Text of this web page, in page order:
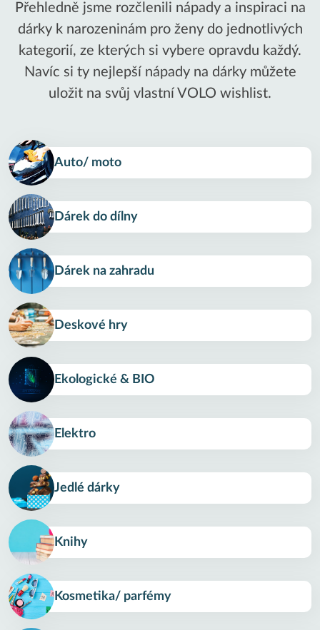
Přehledně jsme rozčlenili nápady a inspiraci na
dárky k narozeninám pro ženy do jednotlivých
kategorií, ze kterých si vybere opravdu každý.
Navíc si ty nejlepší nápady na dárky můžete
uložit na svůj vlastní VOLO wishlist.
Auto/ moto
Dárek do dílny
Dárek na zahradu
Deskové hry
Ekologické & BIO
Elektro
Jedlé dárky
Knihy
Kosmetika/ parfémy